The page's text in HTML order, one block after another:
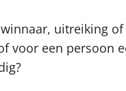
uitreiking
voor een persoon